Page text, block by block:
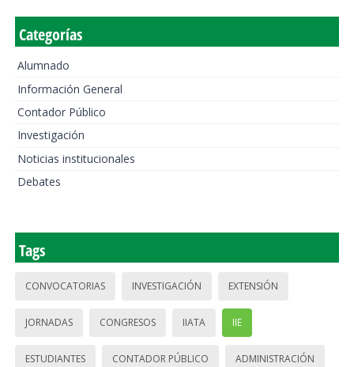
Categorías
Alumnado
Información General
Contador Público
Investigación
Noticias institucionales
Debates
Tags
CONVOCATORIAS INVESTIGACIÓN EXTENSIÓN
JORNADAS CONGRESOS IIATA IIE
ESTUDIANTES CONTADOR PÚBLICO ADMINISTRACIÓN